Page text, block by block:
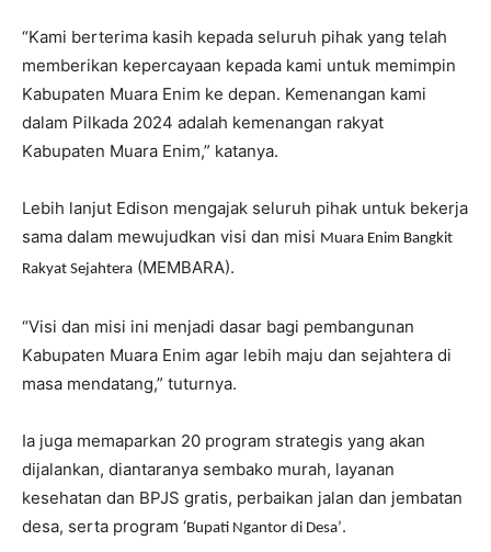
“Kami berterima kasih kepada seluruh pihak yang telah
memberikan kepercayaan kepada kami untuk memimpin
Kabupaten Muara Enim ke depan. Kemenangan kami
dalam Pilkada 2024 adalah kemenangan rakyat
Kabupaten Muara Enim,” katanya.
Lebih lanjut Edison mengajak seluruh pihak untuk bekerja
sama dalam mewujudkan visi dan misi Muara Enim Bangkit
Rakyat Sejahtera (MEMBARA).
“Visi dan misi ini menjadi dasar bagi pembangunan
Kabupaten Muara Enim agar lebih maju dan sejahtera di
masa mendatang,” tuturnya.
Ia juga memaparkan 20 program strategis yang akan
dijalankan, diantaranya sembako murah, layanan
kesehatan dan BPJS gratis, perbaikan jalan dan jembatan
desa, serta program ‘Bupati Ngantor di Desa’.